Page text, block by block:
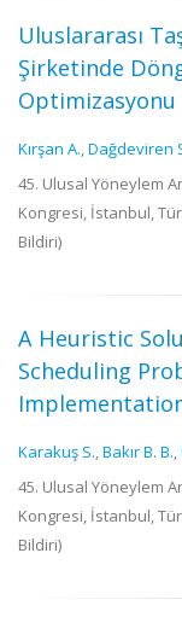
Uluslararası
Şirketinde
Optimizasyonu
Kırşan A.,Dağdeviren
45. Ulusal Yöneylem
Kongresi, İstanbul,
Bildiri)
A Heuristic
Scheduling
Karakuş S.,Bakır B. B.,
45. Ulusal Yöneylem
Kongresi, İstanbul,
Bildiri)